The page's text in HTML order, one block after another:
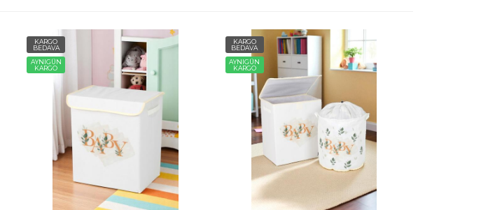
KARGO
BEDAVA
AYNIGÜN
KARGO
KARGO
BEDAVA
AYNIGÜN
KARGO